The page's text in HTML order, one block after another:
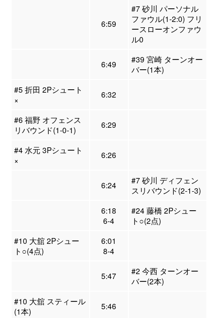
6:59
#7 砂川 パーソナル
ファウル(1-2:0) フリ
ースローオンファウ
ル0
6:49
#39 宮崎 ターンオー
バー(1本)
#5 折田 2Pシュート
×
6:32
#6 福野 オフェンス
リバウンド(1-0-1)
6:29
#4 水元 3Pシュート
×
6:26
6:24
#7 砂川 ディフェン
スリバウンド(2-1-3)
6:18
6-4
#24 藤橋 2Pシュー
ト○(2点)
#10 大舘 2Pシュー
ト○(4点)
6:01
8-4
5:47
#2 今西 ターンオー
バー(2本)
#10 大舘 スティール
(1本)
5:46